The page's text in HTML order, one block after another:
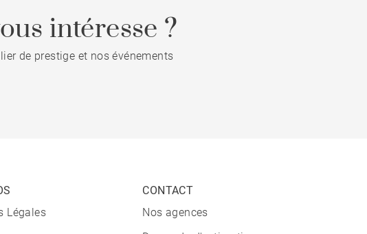
intéresse ?
de prestige et nos événements
Légales
CONTACT
Nos agences